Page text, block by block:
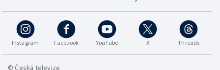
Instagram Facebook YouTube X Threads
© Česká televize